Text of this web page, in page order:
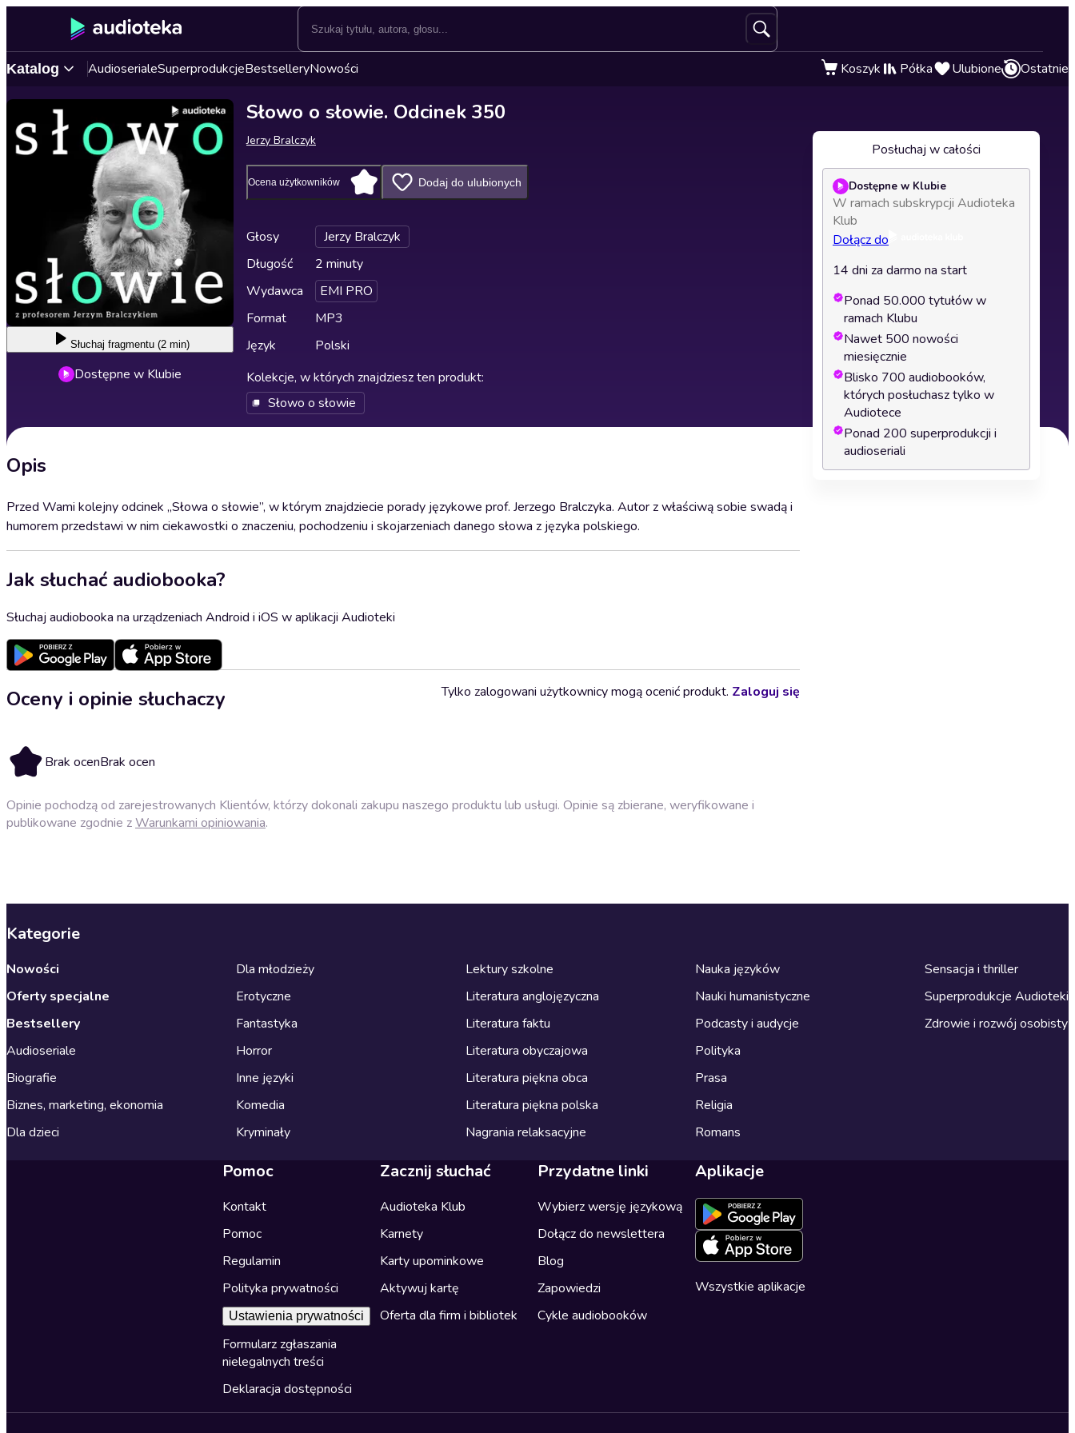
Katalog AudioserialeSuperprodukcjeBestselleryNowości Koszyk Półka Ulubione Ostatnie
Słuchaj fragmentu (2 min)
Dostępne w Klubie
Słowo o słowie. Odcinek 350
Jerzy Bralczyk
Ocena użytkowników Dodaj do ulubionych
Głosy
Jerzy Bralczyk
Długość
2 minuty
Wydawca
EMI PRO
Format
MP3
Język
Polski
Kolekcje, w których znajdziesz ten produkt:
Słowo o słowie
Opis
Przed Wami kolejny odcinek „Słowa o słowie”, w którym znajdziecie porady językowe prof. Jerzego Bralczyka. Autor z właściwą sobie swadą i
humorem przedstawi w nim ciekawostki o znaczeniu, pochodzeniu i skojarzeniach danego słowa z języka polskiego.
Jak słuchać audiobooka?
Słuchaj audiobooka na urządzeniach Android i iOS w aplikacji Audioteki
Oceny i opinie słuchaczy
Brak ocenBrak ocen
Tylko zalogowani użytkownicy mogą ocenić produkt. Zaloguj się
Opinie pochodzą od zarejestrowanych Klientów, którzy dokonali zakupu naszego produktu lub usługi. Opinie są zbierane, weryfikowane i
publikowane zgodnie zWarunkami opiniowania.
Posłuchaj w całości
Dostępne w Klubie
W ramach subskrypcji Audioteka
Klub
Dołącz do
14 dni za darmo na start
Ponad 50.000 tytułów w
ramach Klubu
Nawet 500 nowości
miesięcznie
Blisko 700 audiobooków,
których posłuchasz tylko w
Audiotece
Ponad 200 superprodukcji i
audioseriali
Kategorie
Nowości
Oferty specjalne
Bestsellery
Audioseriale
Biografie
Biznes, marketing, ekonomia
Dla dzieci
Dla młodzieży
Erotyczne
Fantastyka
Horror
Inne języki
Komedia
Kryminały
Lektury szkolne
Literatura anglojęzyczna
Literatura faktu
Literatura obyczajowa
Literatura piękna obca
Literatura piękna polska
Nagrania relaksacyjne
Nauka języków
Nauki humanistyczne
Podcasty i audycje
Polityka
Prasa
Religia
Romans
Sensacja i thriller
Superprodukcje Audioteki
Zdrowie i rozwój osobisty
Pomoc
Kontakt
Pomoc
Regulamin
Polityka prywatności
Ustawienia prywatności
Formularz zgłaszania
nielegalnych treści
Deklaracja dostępności
Zacznij słuchać
Audioteka Klub
Karnety
Karty upominkowe
Aktywuj kartę
Oferta dla firm i bibliotek
Przydatne linki
Wybierz wersję językową
Dołącz do newslettera
Blog
Zapowiedzi
Cykle audiobooków
Aplikacje
Wszystkie aplikacje